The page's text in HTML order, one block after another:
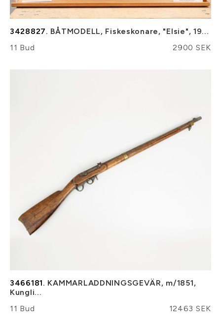
3428827. BÅTMODELL, Fiskeskonare, "Elsie", 19...
11 Bud
2900 SEK
3466181. KAMMARLADDNINGSGEVÄR, m/1851,
Kungli...
11 Bud
12463 SEK